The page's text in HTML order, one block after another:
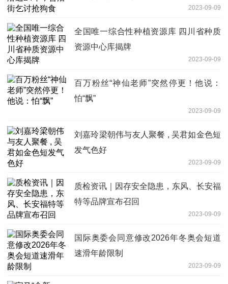
2023-09-09
全国唯一综合性种植资源库 四川省种质
资源中心库揭牌
2023-09-09
百万粉丝“神仙老师”突然停更！他说：
怕“飘”
2023-09-09
刘嘉玲梁朝伟与友人聚餐 , 吴君如金色短
发气色好
2023-09-09
质检资讯｜因存安全隐患，东风、长安福
特等品牌宣布召回
2023-09-09
国际奥委会同意修改2026年冬奥会短道
速滑年龄限制
2023-09-09